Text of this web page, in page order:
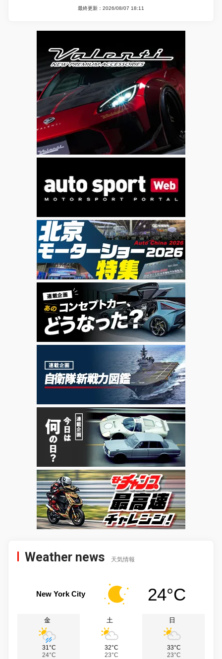
最終更新：2026/08/07 18:11
Weather news 天気情報
New York City 24°C
金
31°C
24°C
土
32°C
23°C
日
33°C
23°C